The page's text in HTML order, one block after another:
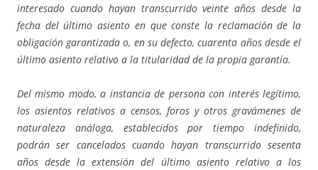
interesado cuando hayan transcurrido veinte años desde la
fecha del último asiento en que conste la reclamación de la
obligación garantizada o, en su defecto, cuarenta años desde el
último asiento relativo a la titularidad de la propia garantía.
Del mismo modo, a instancia de persona con interés legítimo,
los asientos relativos a censos, foros y otros gravámenes de
naturaleza análoga, establecidos por tiempo indefinido,
podrán ser cancelados cuando hayan transcurrido sesenta
años desde la extensión del último asiento relativo a los